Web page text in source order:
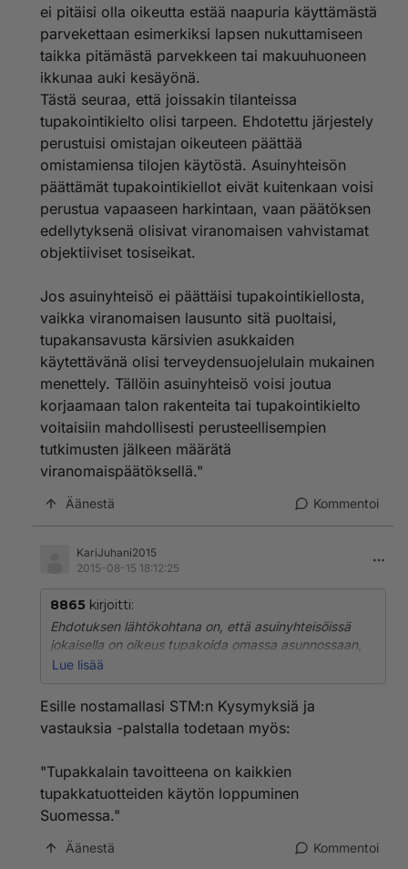
http://stm.fi/documents/1271139/0/Luonnos hallitukse
n esitykseksi tupakkalaiksi.pdf/ce5d88d6-ddfe-431f-
"Voiko parvekkeella, terassilla tai pihalla tupakoida
vapaasti?
Uusi laki ei kieltäisi parvekkeella tai asunnon
ulkoalueilla, kuten pihalla tai terassilla tupakointia,
mutta taloyhtiö voisi kieltää tai rajoittaa tupakointia
aiempaa helpommin. Taloyhtiö tarvitsisi kieltoon tai
rajoitukseen terveysviranomaisen lausunnon siitä, että
tupakoinnista aiheutuu savuhaittaa. Jos savuhaitta
leviää asunnosta toiseen rakenteiden kautta, voisi
taloyhtiö puuttua myös tällaisiin tapauksiin samalla
tavalla terveysviranomaisen lausunnon perusteella."
ia-tupakkalaista
ei pitäisi olla oikeutta estää naapuria käyttämästä
parvekettaan esimerkiksi lapsen nukuttamiseen
taikka pitämästä parvekkeen tai makuuhuoneen
ikkunaa auki kesäyönä.
Tästä seuraa, että joissakin tilanteissa
tupakointikielto olisi tarpeen. Ehdotettu järjestely
perustuisi omistajan oikeuteen päättää
omistamiensa tilojen käytöstä. Asuinyhteisön
päättämät tupakointikiellot eivät kuitenkaan voisi
perustua vapaaseen harkintaan, vaan päätöksen
edellytyksenä olisivat viranomaisen vahvistamat
objektiiviset tosiseikat.
Jos asuinyhteisö ei päättäisi tupakointikiellosta,
vaikka viranomaisen lausunto sitä puoltaisi,
tupakansavusta kärsivien asukkaiden
käytettävänä olisi terveydensuojelulain mukainen
menettely. Tällöin asuinyhteisö voisi joutua
korjaamaan talon rakenteita tai tupakointikielto
voitaisiin mahdollisesti perusteellisempien
tutkimusten jälkeen määrätä
viranomaispäätöksellä."
Äänestä Kommentoi
KariJuhani2015
2015-08-15 18:12:25
8865 kirjoitti:
Ehdotuksen lähtökohtana on, että asuinyhteisöissä
jokaisella on oikeus tupakoida omassa asunnossaan,
parvekkeellaan ja ulkoalueellaan, jos se ei aiheuta
tupakointikieltoa kaikilla Suomen parvekkeilla ei voida
säätää. Jos tupakointi esimerkiksi
ylimmän kerroksen avoparvekkeella ei haittaa ketään,
myöskään ole syytä puuttua tilapäiseen ja
vähämerkityksiseen tupakansavun aiheuttamaan
haittaan. Tupakointikieltoja ei ole syytä säätää
rappukäytävään pääsee hajua oven aukaisulla tai
Lue lisää
Esille nostamallasi STM:n Kysymyksiä ja
vastauksia -palstalla todetaan myös:
"Tupakkalain tavoitteena on kaikkien
tupakkatuotteiden käytön loppuminen
Suomessa."
Äänestä Kommentoi